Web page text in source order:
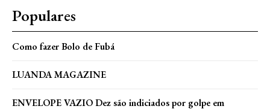
Populares
Como fazer Bolo de Fubá
LUANDA MAGAZINE
ENVELOPE VAZIO Dez são indiciados por golpe em